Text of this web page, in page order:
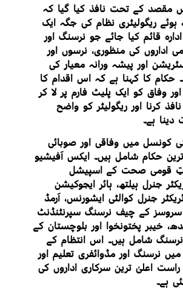
مقصد کے تحت نافذ کیا گیا کہ
ہوئے ریگولیٹری نظام کی جگہ ایک
قائم کیا جائے جو نرسنگ اور
اداروں کی منظوری، نرسوں اور
اور پیشہ ورانہ معیار کی
حکام کا کہنا ہے کہ اس اقدام کا
وفاق کو ایک پلیٹ فارم پر لا کر
کرنا اور ریگولیٹر کو واضح
دینا ہے۔
کونسل میں وفاقی اور صوبائی
حکام شامل ہیں۔ ایکس آفیشیو
قومی صحت کے اسپیشل
جنرل ہیلتھ، ہائر ایجوکیشن
جنرل کوالٹی ایشورنس، آرمڈ
کے چیف نرسنگ سپرنٹنڈنٹ
خیبر پختونخوا اور بلوچستان کے
نرسنگ شامل ہیں۔ اس انتظام کے
نرسنگ اور مڈوائفری تعلیم اور
راست اعلیٰ ترین سرکاری اداروں کی
ہے۔